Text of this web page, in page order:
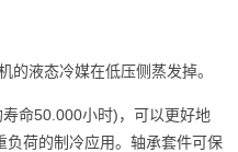
的液态冷媒在低压侧蒸发掉。
命50.000小时)，可以更好地
负荷的制冷应用。轴承套件可保